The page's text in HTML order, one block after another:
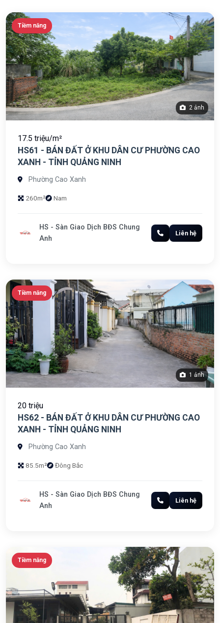
Tiềm năng
2 ảnh
17.5 triệu/m²
HS61 - BÁN ĐẤT Ở KHU DÂN CƯ PHƯỜNG CAO
XANH - TỈNH QUẢNG NINH
Phường Cao Xanh
260m² Nam
HS - Sàn Giao Dịch BĐS Chung
Anh
Liên hệ
Tiềm năng
1 ảnh
20 triệu
HS62 - BÁN ĐẤT Ở KHU DÂN CƯ PHƯỜNG CAO
XANH - TỈNH QUẢNG NINH
Phường Cao Xanh
85.5m² Đông Bắc
HS - Sàn Giao Dịch BĐS Chung
Anh
Liên hệ
Tiềm năng